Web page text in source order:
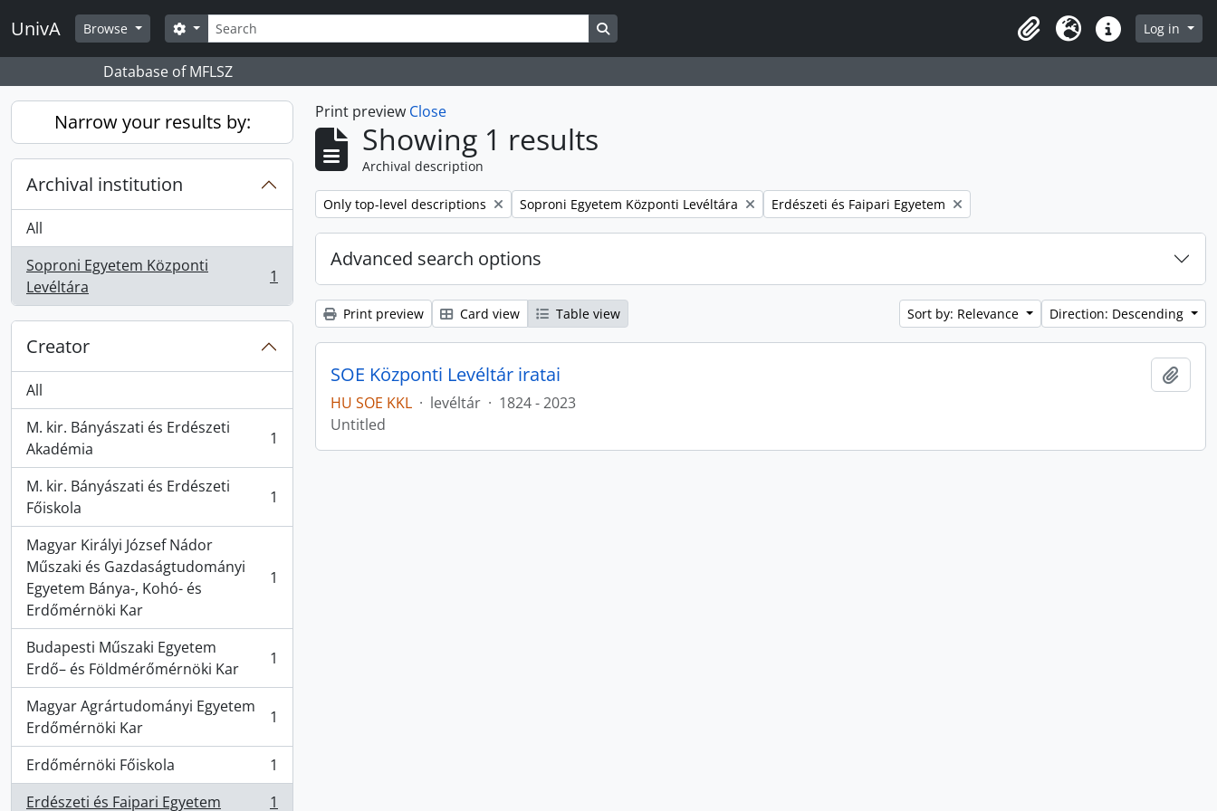
Skip to main content
UnivA Browse Search
Search options Search in browse page
ClipboardLanguageQuick linksLog in
Database of MFLSZ
Narrow your results by:
Archival institution
All
Soproni Egyetem Központi
Levéltára
, 1 results 1
Creator
All
M. kir. Bányászati és Erdészeti
Akadémia
, 1 results 1
M. kir. Bányászati és Erdészeti
Főiskola
, 1 results 1
Magyar Királyi József Nádor
Műszaki és Gazdaságtudományi
Egyetem Bánya-, Kohó- és
Erdőmérnöki Kar
, 1 results 1
Budapesti Műszaki Egyetem
Erdő– és Földmérőmérnöki Kar
, 1 results 1
Magyar Agrártudományi Egyetem
Erdőmérnöki Kar
, 1 results 1
Erdőmérnöki Főiskola
, 1 results
1
Erdészeti és Faipari Egyetem
1
Print preview Close
Showing 1 results
Archival description
Remove filter:
Only top-level descriptions Remove filter:
Soproni Egyetem Központi Levéltára Remove filter:
Erdészeti és Faipari Egyetem
Advanced search options
Print preview Card view Table view Sort by: Relevance Direction: Descending
SOE Központi Levéltár iratai
HU SOE KKL · levéltár · 1824 - 2023
Untitled